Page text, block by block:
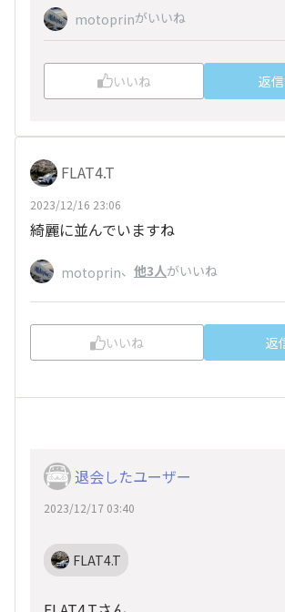
motoprinがいいね
いいね 返
FLAT4.T
2023/12/16 23:06
綺麗に並んでいますね
motoprin、 他3人がいいね
いいね 返
退会したユーザー
2023/12/17 03:40
FLAT4.T